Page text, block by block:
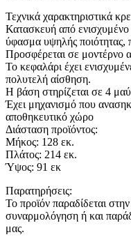
Τεχνικά χαρακτηριστικά
Κατασκευή από ενισχυμένο
ύφασμα υψηλής ποιότητας,
Προσφέρεται σε μοντέρνο
Το κεφαλάρι έχει
πολυτελή αίσθηση.
Η βάση στηρίζεται σε 4
Έχει μηχανισμό που
αποθηκευτικό χώρο
Διάσταση προϊόντος:
Μήκος: 128 εκ.
Πλάτος: 214 εκ.
Ύψος: 91 εκ
Παρατηρήσεις:
Το προϊόν παραδίδεται
συναρμολόγηση ή και
μας.